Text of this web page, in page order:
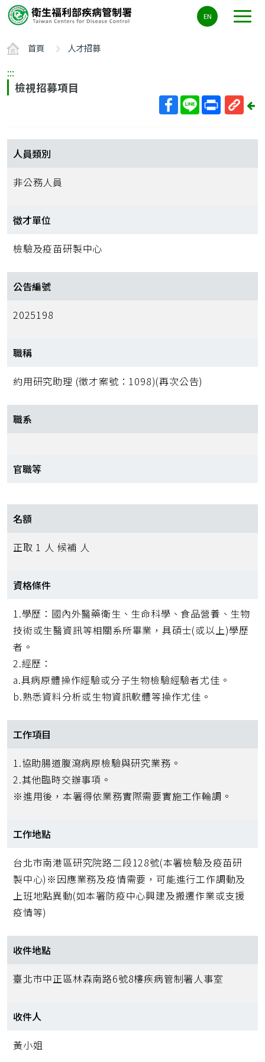
要
容
ALT+C
EN
首頁 人才招募
:::
檢視招募項目
回
人員類別
非公務人員
徵才單位
檢驗及疫苗研製中心
公告編號
2025198
職稱
約用研究助理 (徵才案號：1098)(再次公告)
職系
官職等
名額
正取 1 人 候補 人
資格條件
1.學歷：國內外醫藥衛生、生命科學、食品營養、生物
技術或生醫資訊等相關系所畢業，具碩士(或以上)學歷
者。
2.經歷：
a.具病原體操作經驗或分子生物檢驗經驗者尤佳。
b.熟悉資料分析或生物資訊軟體等操作尤佳。
工作項目
1.協助腸道腹瀉病原檢驗與研究業務。
2.其他臨時交辦事項。
※進用後，本署得依業務實際需要實施工作輪調。
工作地點
台北市南港區研究院路二段128號(本署檢驗及疫苗研
製中心)※因應業務及疫情需要，可能進行工作調動及
上班地點異動(如本署防疫中心興建及搬遷作業或支援
疫情等)
收件地點
臺北市中正區林森南路6號8樓疾病管制署人事室
收件人
黃小姐